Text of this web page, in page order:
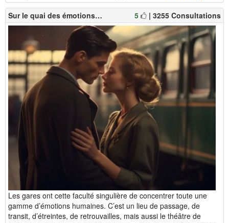
Sur le quai des émotions… 5 | 3255 Consultations
Les gares ont cette faculté singulière de concentrer toute une
gamme d’émotions humaines. C’est un lieu de passage, de
transit, d’étreintes, de retrouvailles, mais aussi le théâtre de